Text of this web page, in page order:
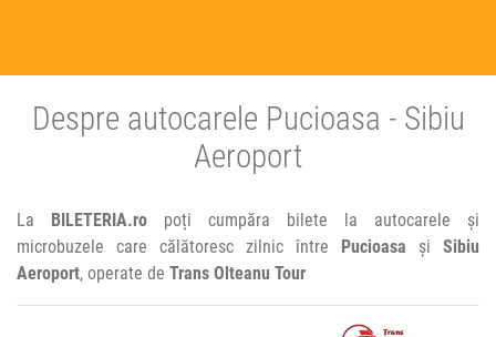
Despre autocarele Pucioasa - Sibiu
Aeroport
La BILETERIA.ro poți cumpăra bilete la autocarele și
microbuzele care călătoresc zilnic între
Pucioasa și Sibiu
Aeroport, operate de Trans Olteanu Tour